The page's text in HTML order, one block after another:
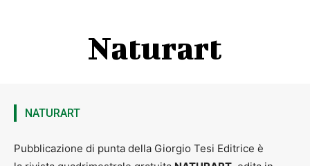
Naturart
NATURART
Pubblicazione di punta della Giorgio Tesi Editrice è